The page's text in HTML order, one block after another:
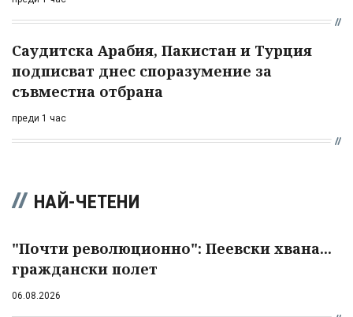
Саудитска Арабия, Пакистан и Турция
подписват днес споразумение за
съвместна отбрана
преди 1 час
НАЙ-ЧЕТЕНИ
"Почти революционно": Пеевски хвана...
граждански полет
06.08.2026